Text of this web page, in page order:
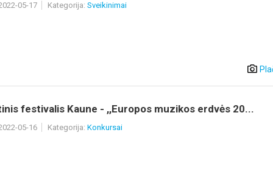
05-17 Kategorija: Sveikinimai
festivalis Kaune - ,,Europos muzikos erdvės 20...
05-16 Kategorija: Konkursai